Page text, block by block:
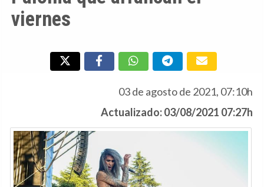
viernes
03 de agosto de 2021, 07:10h
Actualizado: 03/08/2021 07:27h